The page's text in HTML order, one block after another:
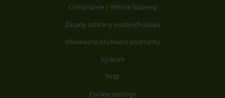
Compliance | Whiste blowing
Zásady ochrany osobních údajů
Všeobecné obchodní podmínky
Výzkum
Tiráž
Cookie settings